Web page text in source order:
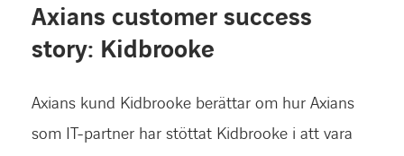
Axians customer success
story: Kidbrooke
Axians kund Kidbrooke berättar om hur Axians
som IT-partner har stöttat Kidbrooke i att vara